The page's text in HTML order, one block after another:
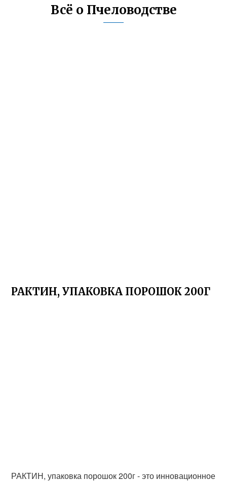
Всё о Пчеловодстве
РАКТИН, УПАКОВКА ПОРОШОК 200Г
РАКТИН, упаковка порошок 200г - это инновационное